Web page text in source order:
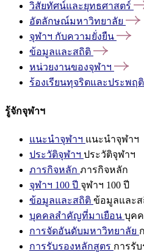
วิสัยทัศน์และยุทธศาสตร์
อัตลักษณ์มหาวิทยาลัย
จุฬาฯ กับความยั่งยืน
ข้อมูลและสถิติ
หน่วยงานของจุฬาฯ
ร้องเรียนทุจริตและประพฤ
รู้จักจุฬาฯ
แนะนำจุฬาฯ แนะนำจุฬาฯ
ประวัติจุฬาฯ ประวัติจุฬาฯ
ภารกิจหลัก ภารกิจหลัก
จุฬาฯ 100 ปี จุฬาฯ 100 ปี
ข้อมูลและสถิติ ข้อมูลและ
บุคคลสำคัญที่มาเยือน บุค
การจัดอันดับมหาวิทยาลัย
การรับรองหลักสูตร การรั